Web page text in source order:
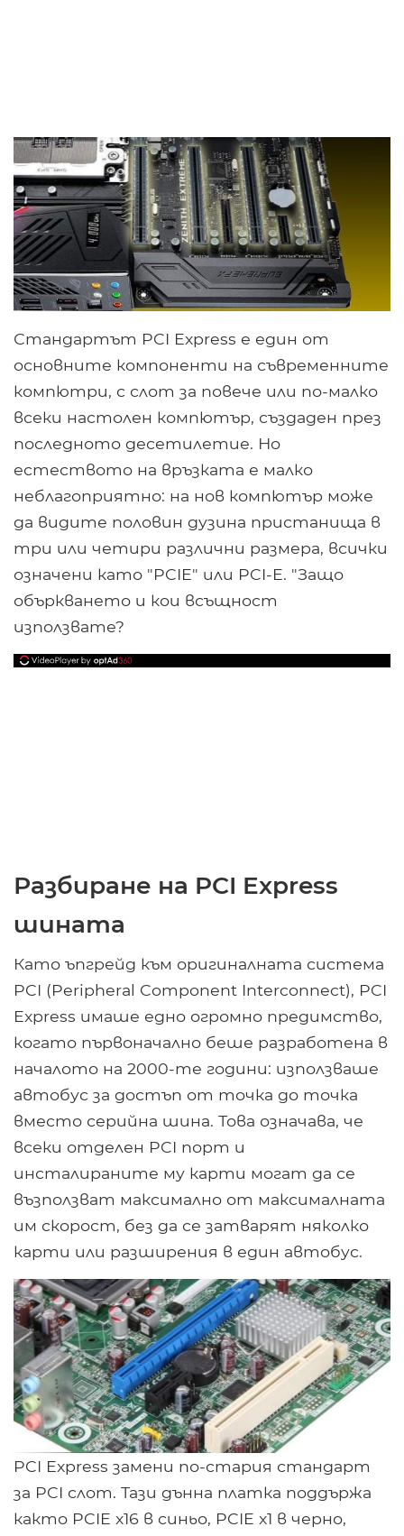
Стандартът PCI Express е един от
основните компоненти на съвременните
компютри, с слот за повече или по-малко
всеки настолен компютър, създаден през
последното десетилетие. Но
естеството на връзката е малко
неблагоприятно: на нов компютър може
да видите половин дузина пристанища в
три или четири различни размера, всички
означени като "PCIE" или PCI-E. "Защо
объркването и кои всъщност
използвате?
Разбиране на PCI Express
шината
Като ъпгрейд към оригиналната система
PCI (Peripheral Component Interconnect), PCI
Express имаше едно огромно предимство,
когато първоначално беше разработена в
началото на 2000-те години: използваше
автобус за достъп от точка до точка
вместо серийна шина. Това означава, че
всеки отделен PCI порт и
инсталираните му карти могат да се
възползват максимално от максималната
им скорост, без да се затварят няколко
карти или разширения в един автобус.
PCI Express замени по-стария стандарт
за PCI слот. Тази дънна платка поддържа
както PCIE x16 в синьо, PCIE x1 в черно,